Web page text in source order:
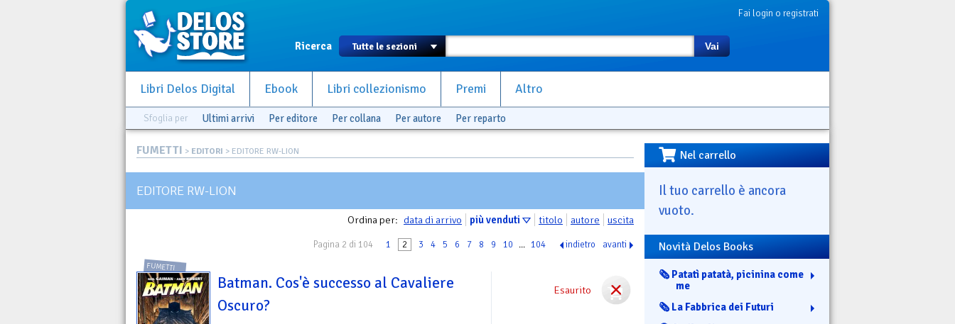
Fai login o registrati
Ricerca Vai
Libri Delos Digital Ebook Libri collezionismo Premi Altro
Sfoglia per Ultimi arrivi Per editore Per collana Per autore Per reparto
FUMETTI > EDITORI > EDITORE RW-LION
EDITORE RW-LION
Ordina per: data di arrivo più venduti titolo autore uscita
Pagina 2 di 104 1 2 3 4 5 6 7 8 9 10 ... 104 indietro avanti
Esaurito
FUMETTI
Batman. Cos'è successo al Cavaliere
Oscuro?
Nel carrello
Il tuo carrello è ancora
vuoto.
Novità Delos Books
🗞️ Patatì patatà, picinina come
me
🗞️ La Fabbrica dei Futuri